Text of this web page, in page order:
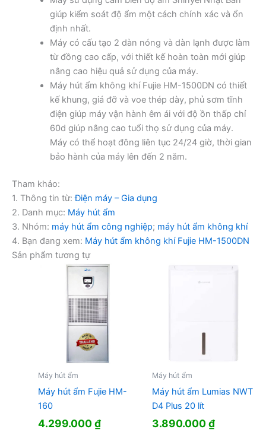
giúp kiểm soát độ ẩm một cách chính xác và ổn
định nhất.
Máy có cấu tạo 2 dàn nóng và dàn lạnh được làm
từ đồng cao cấp, với thiết kế hoàn toàn mới giúp
nâng cao hiệu quả sử dụng của máy.
Máy hút ẩm không khí Fujie HM-1500DN có thiết
kế khung, giá đỡ và voe thép dày, phủ sơm tĩnh
điện giúp máy vận hành êm ái với độ ồn thấp chỉ
60d giúp nâng cao tuổi thọ sử dụng của máy.
Máy có thể hoạt đông liên tục 24/24 giờ, thời gian
bảo hành của máy lên đến 2 năm.
Tham khảo:
1. Thông tin từ:Điện máy – Gia dụng
2. Danh mục: Máy hút ẩm
3. Nhóm: máy hút ẩm công nghiệp; máy hút ẩm không khí
4. Bạn đang xem: Máy hút ẩm không khí Fujie HM-1500DN
Sản phẩm tương tự
Máy hút ẩm
Máy hút ẩm Fujie HM-
160
4.299.000₫
Máy hút ẩm
Máy hút ẩm Lumias NWT
D4 Plus 20 lít
3.890.000₫